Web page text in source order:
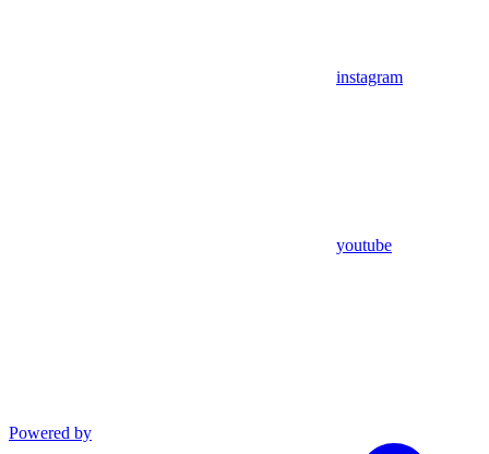
instagram
youtube
Powered by